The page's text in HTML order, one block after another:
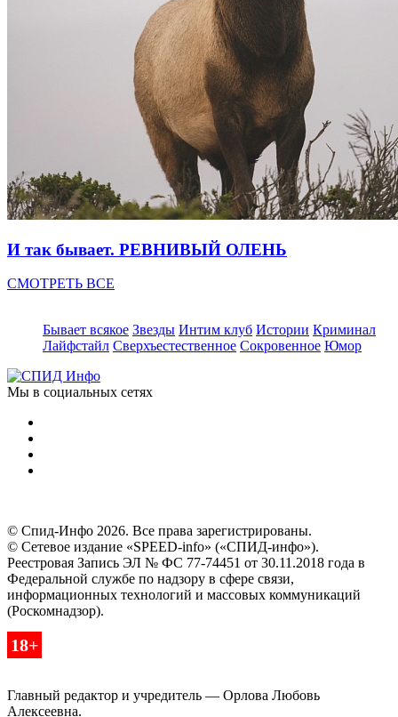
И так бывает. РЕВНИВЫЙ ОЛЕНЬ
СМОТРЕТЬ ВСЕ
Бывает всякое Звезды Интим клуб Истории Криминал
Лайфстайл Сверхъестественное Сокровенное Юмор
Мы в социальных сетях
© Спид-Инфо 2026. Все права зарегистрированы.
© Сетевое издание «SPEED-info» («СПИД-инфо»).
Реестровая Запись ЭЛ № ФС 77-74451 от 30.11.2018 года в
Федеральной службе по надзору в сфере связи,
информационных технологий и массовых коммуникаций
(Роскомнадзор).
18+
Главный редактор и учредитель — Орлова Любовь
Алексеевна.